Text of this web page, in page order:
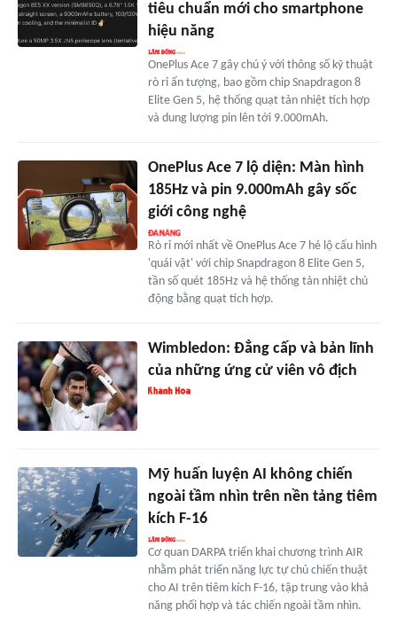
tiêu chuẩn mới cho smartphone
hiệu năng
OnePlus Ace 7 gây chú ý với thông số kỹ thuật
rò rỉ ấn tượng, bao gồm chip Snapdragon 8
Elite Gen 5, hệ thống quạt tản nhiệt tích hợp
và dung lượng pin lên tới 9.000mAh.
OnePlus Ace 7 lộ diện: Màn hình
185Hz và pin 9.000mAh gây sốc
giới công nghệ
Rò rỉ mới nhất về OnePlus Ace 7 hé lộ cấu hình
'quái vật' với chip Snapdragon 8 Elite Gen 5,
tần số quét 185Hz và hệ thống tản nhiệt chủ
động bằng quạt tích hợp.
Wimbledon: Đẳng cấp và bản lĩnh
của những ứng cử viên vô địch
Mỹ huấn luyện AI không chiến
ngoài tầm nhìn trên nền tảng tiêm
kích F-16
Cơ quan DARPA triển khai chương trình AIR
nhằm phát triển năng lực tự chủ chiến thuật
cho AI trên tiêm kích F-16, tập trung vào khả
năng phối hợp và tác chiến ngoài tầm nhìn.